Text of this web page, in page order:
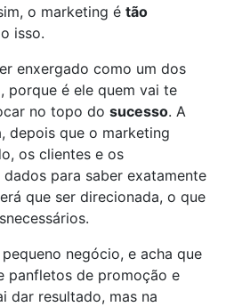
o marketing é tão
isso.
enxergado como um dos
porque é ele quem vai te
no topo do sucesso. A
depois que o marketing
os clientes e os
para saber exatamente
que ser direcionada, o que
negócio, e acha que
panfletos de promoção e
dar resultado, mas na